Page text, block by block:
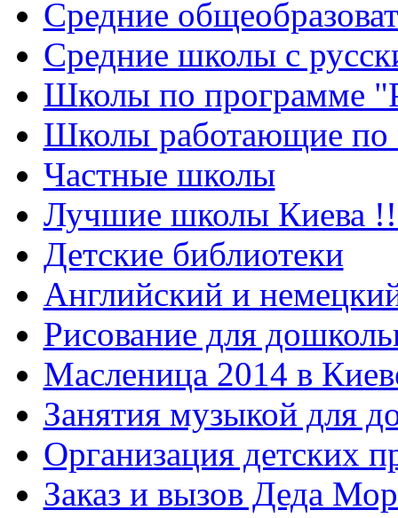
Cредние
Средние школы с
Школы по программе
Школы работающие по
Частные школы
Лучшие школы Киева
Детские библиотеки
Английский и
Рисование для
Масленица 2014 в
Занятия музыкой для
Организация детских
Заказ и вызов Деда